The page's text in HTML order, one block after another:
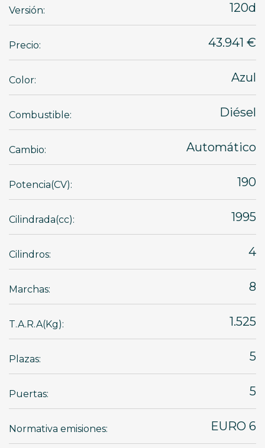
Versión: 120d
Precio: 43.941 €
Color: Azul
Combustible: Diésel
Cambio: Automático
Potencia(CV): 190
Cilindrada(cc): 1995
Cilindros: 4
Marchas: 8
T.A.R.A(Kg): 1.525
Plazas: 5
Puertas: 5
Normativa emisiones: EURO 6